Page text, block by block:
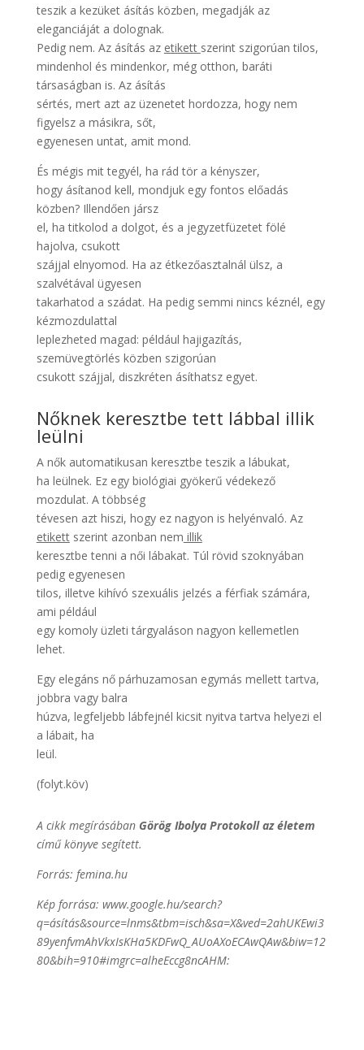
teszik a kezüket ásítás közben, megadják az
eleganciáját a dolognak.
Pedig nem. Az ásítás az etikett szerint szigorúan tilos,
mindenhol és mindenkor, még otthon, baráti
társaságban is. Az ásítás
sértés, mert azt az üzenetet hordozza, hogy nem
figyelsz a másikra, sőt,
egyenesen untat, amit mond.
És mégis mit tegyél, ha rád tör a kényszer,
hogy ásítanod kell, mondjuk egy fontos előadás
közben? Illendően jársz
el, ha titkolod a dolgot, és a jegyzetfüzetet fölé
hajolva, csukott
szájjal elnyomod. Ha az étkezőasztalnál ülsz, a
szalvétával ügyesen
takarhatod a szádat. Ha pedig semmi nincs kéznél, egy
kézmozdulattal
leplezheted magad: például hajigazítás,
szemüvegtörlés közben szigorúan
csukott szájjal, diszkréten ásíthatsz egyet.
Nőknek keresztbe tett lábbal illik
leülni
A nők automatikusan keresztbe teszik a lábukat,
ha leülnek. Ez egy biológiai gyökerű védekező
mozdulat. A többség
tévesen azt hiszi, hogy ez nagyon is helyénvaló. Az
etikettszerint azonban nem illik
keresztbe tenni a női lábakat. Túl rövid szoknyában
pedig egyenesen
tilos, illetve kihívó szexuális jelzés a férfiak számára,
ami például
egy komoly üzleti tárgyaláson nagyon kellemetlen
lehet.
Egy elegáns nő párhuzamosan egymás mellett tartva,
jobbra vagy balra
húzva, legfeljebb lábfejnél kicsit nyitva tartva helyezi el
a lábait, ha
leül.
(folyt.köv)
A cikk megírásában Görög Ibolya Protokoll az életem
című könyve segített.
Forrás: femina.hu
Kép forrása: www.google.hu/search?
q=ásítás&source=lnms&tbm=isch&sa=X&ved=2ahUKEwi3
89yenfvmAhVkxIsKHa5KDFwQ_AUoAXoECAwQAw&biw=12
80&bih=910#imgrc=alheEccg8ncAHM: